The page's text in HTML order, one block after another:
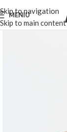
Skip to navigation
Skip to main content
MENIU